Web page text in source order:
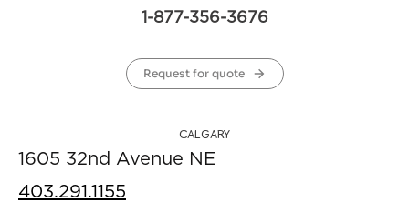
1-877-356-3676
Request for quote
CALGARY
1605 32nd Avenue NE
403.291.1155